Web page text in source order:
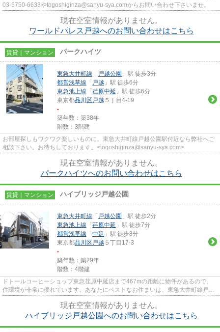
03-5750-6633やtogoshiginza@sanyu-sya.comからお問い合わせ下さいませ。
現在空室情報がありません。
ワールドパレス戸越へのお問い合わせはこちら
賃貸｜マンション パークハイツ
東急大井町線 「 戸越公園 」駅 徒歩3分
都営浅草線 「 戸越 」駅 徒歩6分
東急池上線 「 荏原中延 」駅 徒歩6分
東京都品川区 戸越 ５丁目4-19
-
築年数：築38年
階数：3階建
お部屋探しもワクワク楽しいものに。東急大井町線戸越公園駅付近なら弊社へご
相談下さい。お待ちしております。<togoshiginza@sanyu-sya.com>
現在空室情報がありません。
パークハイツへのお問い合わせはこちら
賃貸｜マンション ハイブリッジ戸越公園
東急大井町線 「 戸越公園 」駅 徒歩2分
東急池上線 「 荏原中延 」駅 徒歩7分
都営浅草線 「 中延 」駅 徒歩8分
東京都品川区 戸越 ５丁目17-3
-
築年数：築29年
階数：4階建
ドトールコーヒーショップ東急荏原中延店まで467mの距離に物件があるので、
住環境が非常に優れています。あなたにベストなお住まいは、東急大井町線戸越
現在空室情報がありません。
ハイブリッジ戸越公園へのお問い合わせはこちら